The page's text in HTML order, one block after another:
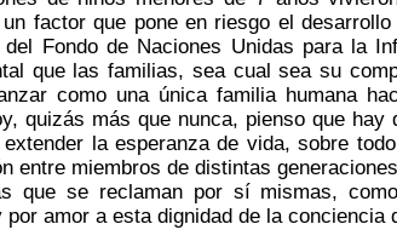
factor que pone en riesgo el
del Fondo de Naciones Unidas para la
que las familias, sea cual sea su
como una única familia humana
quizás más que nunca, pienso que hay
extender la esperanza de vida, sobre
entre miembros de distintas
que se reclaman por sí mismas,
por amor a esta dignidad de la conciencia